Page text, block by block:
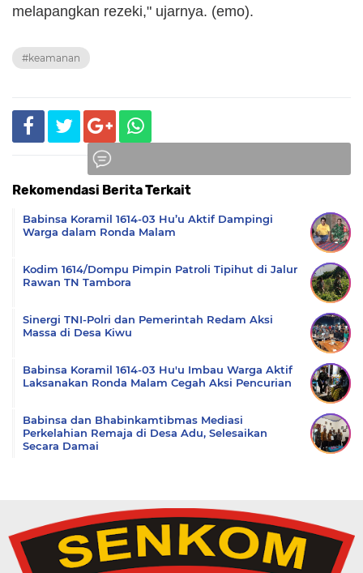
melapangkan rezeki," ujarnya. (emo).
#keamanan
Rekomendasi Berita Terkait
Babinsa Koramil 1614-03 Hu’u Aktif Dampingi
Warga dalam Ronda Malam
Kodim 1614/Dompu Pimpin Patroli Tipihut di Jalur
Rawan TN Tambora
Sinergi TNI-Polri dan Pemerintah Redam Aksi
Massa di Desa Kiwu
Babinsa Koramil 1614-03 Hu'u Imbau Warga Aktif
Laksanakan Ronda Malam Cegah Aksi Pencurian
Babinsa dan Bhabinkamtibmas Mediasi
Perkelahian Remaja di Desa Adu, Selesaikan
Secara Damai